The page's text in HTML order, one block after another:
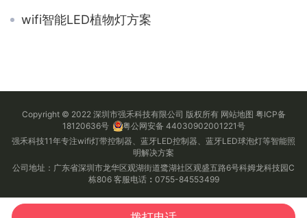
wifi智能LED植物灯方案
Copyright © 2022 深圳市强禾科技有限公司 版权所有 网站地图 粤ICP备
18120636号
粤公网安备 44030902001221号
强禾科技11年专注wifi灯带控制器、蓝牙LED控制器、蓝牙LED球泡灯等智能照
明解决方案
公司地址：广东省深圳市龙华区观湖街道鹭湖社区观盛五路6号科姆龙科技园C
栋806 客服电话： 0755-84553499